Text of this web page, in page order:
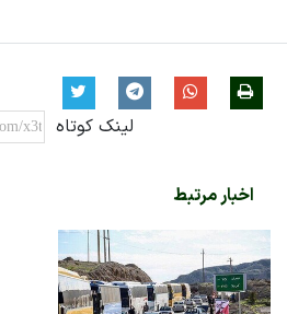
لینک کوتاه
اخبار مرتبط